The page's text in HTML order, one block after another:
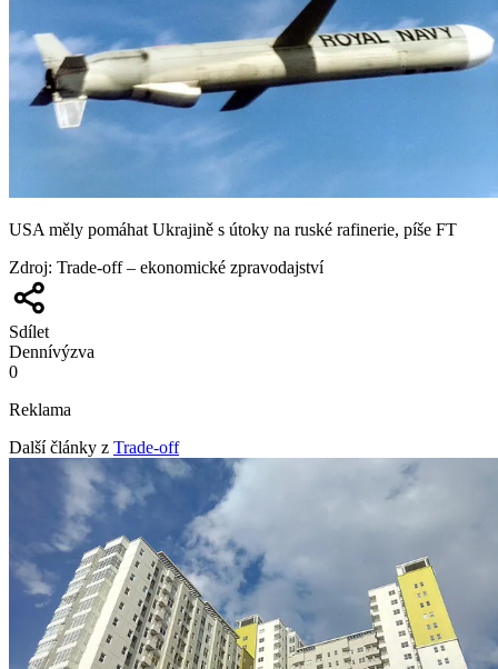
USA měly pomáhat Ukrajině s útoky na ruské rafinerie, píše FT
Zdroj: Trade-off – ekonomické zpravodajství
Sdílet
Dennívýzva
0
Reklama
Další články z Trade-off